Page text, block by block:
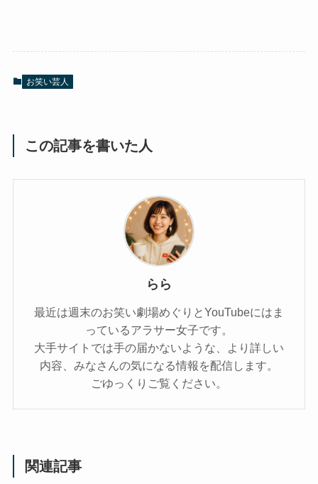
お笑い芸人
この記事を書いた人
らら
最近は週末のお笑い劇場めぐりとYouTubeにはま
っているアラサー女子です。
大手サイトでは手の届かないような、より詳しい
内容、みなさんの気になる情報を配信します。
ごゆっくりご覧ください。
関連記事